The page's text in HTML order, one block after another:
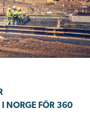
NORGE FÖR 360